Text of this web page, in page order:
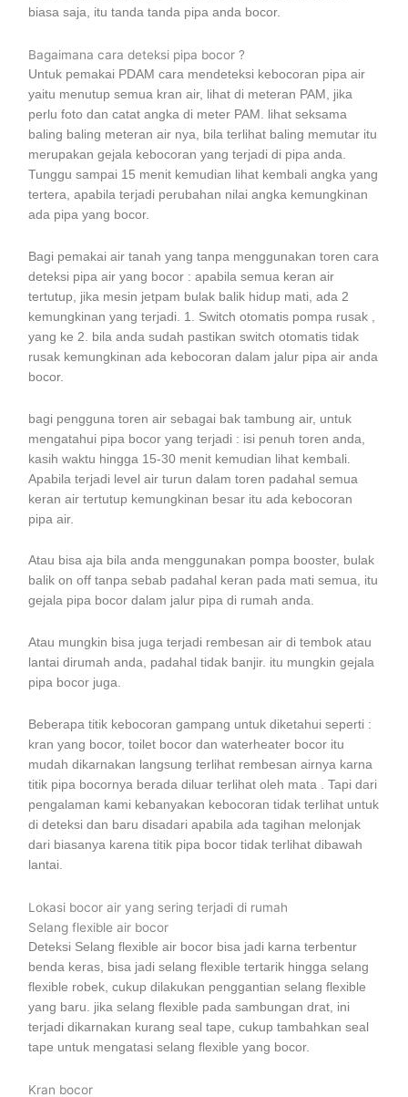
biasa saja, itu tanda tanda pipa anda bocor.
Bagaimana cara deteksi pipa bocor ?
Untuk pemakai PDAM cara mendeteksi kebocoran pipa air
yaitu menutup semua kran air, lihat di meteran PAM, jika
perlu foto dan catat angka di meter PAM. lihat seksama
baling baling meteran air nya, bila terlihat baling memutar itu
merupakan gejala kebocoran yang terjadi di pipa anda.
Tunggu sampai 15 menit kemudian lihat kembali angka yang
tertera, apabila terjadi perubahan nilai angka kemungkinan
ada pipa yang bocor.
Bagi pemakai air tanah yang tanpa menggunakan toren cara
deteksi pipa air yang bocor : apabila semua keran air
tertutup, jika mesin jetpam bulak balik hidup mati, ada 2
kemungkinan yang terjadi. 1. Switch otomatis pompa rusak ,
yang ke 2. bila anda sudah pastikan switch otomatis tidak
rusak kemungkinan ada kebocoran dalam jalur pipa air anda
bocor.
bagi pengguna toren air sebagai bak tambung air, untuk
mengatahui pipa bocor yang terjadi : isi penuh toren anda,
kasih waktu hingga 15-30 menit kemudian lihat kembali.
Apabila terjadi level air turun dalam toren padahal semua
keran air tertutup kemungkinan besar itu ada kebocoran
pipa air.
Atau bisa aja bila anda menggunakan pompa booster, bulak
balik on off tanpa sebab padahal keran pada mati semua, itu
gejala pipa bocor dalam jalur pipa di rumah anda.
Atau mungkin bisa juga terjadi rembesan air di tembok atau
lantai dirumah anda, padahal tidak banjir. itu mungkin gejala
pipa bocor juga.
Beberapa titik kebocoran gampang untuk diketahui seperti :
kran yang bocor, toilet bocor dan waterheater bocor itu
mudah dikarnakan langsung terlihat rembesan airnya karna
titik pipa bocornya berada diluar terlihat oleh mata . Tapi dari
pengalaman kami kebanyakan kebocoran tidak terlihat untuk
di deteksi dan baru disadari apabila ada tagihan melonjak
dari biasanya karena titik pipa bocor tidak terlihat dibawah
lantai.
Lokasi bocor air yang sering terjadi di rumah
Selang flexible air bocor
Deteksi Selang flexible air bocor bisa jadi karna terbentur
benda keras, bisa jadi selang flexible tertarik hingga selang
flexible robek, cukup dilakukan penggantian selang flexible
yang baru. jika selang flexible pada sambungan drat, ini
terjadi dikarnakan kurang seal tape, cukup tambahkan seal
tape untuk mengatasi selang flexible yang bocor.
Kran bocor